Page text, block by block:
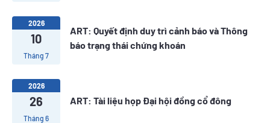
2026
10
Tháng 7
ART: Quyết định duy trì cảnh báo và Thông
báo trạng thái chứng khoán
2026
26
Tháng 6
ART: Tài liệu họp Đại hội đồng cổ đông